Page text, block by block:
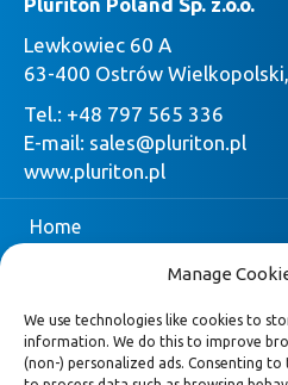
Manage
We use technologies like cookies to
information. We do this to improve
(non-) personalized ads. Consenting
Pluriton Poland Sp. z.o.o.
Lewkowiec 60 A
63-400 Ostrów
Tel.: +48 797 565 336
E-mail: sales@pluriton.pl
www.pluriton.pl
Home
Pluriton
Zapytaj o ofertę